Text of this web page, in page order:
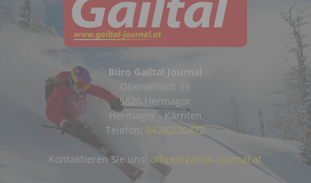
Büro Gailtal Journal
Obervellach 99
9620 Hermagor
Hermagor - Kärnten
Telefon: 04282/20472
Kontaktieren Sie uns: office@gailtal-journal.at